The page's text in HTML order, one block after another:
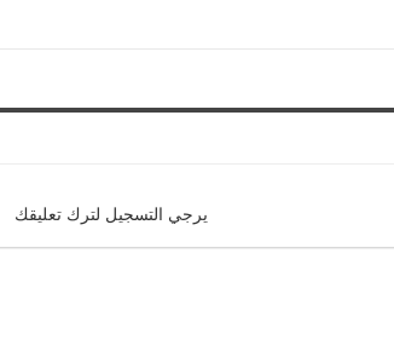
يرجي التسجيل لترك تعليقك